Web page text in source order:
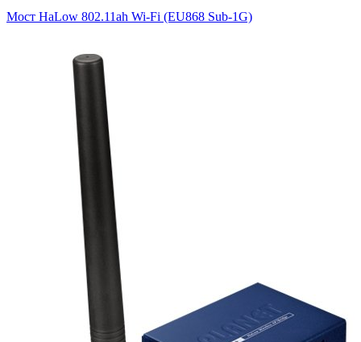
Мост HaLow 802.11ah Wi-Fi (EU868 Sub-1G)